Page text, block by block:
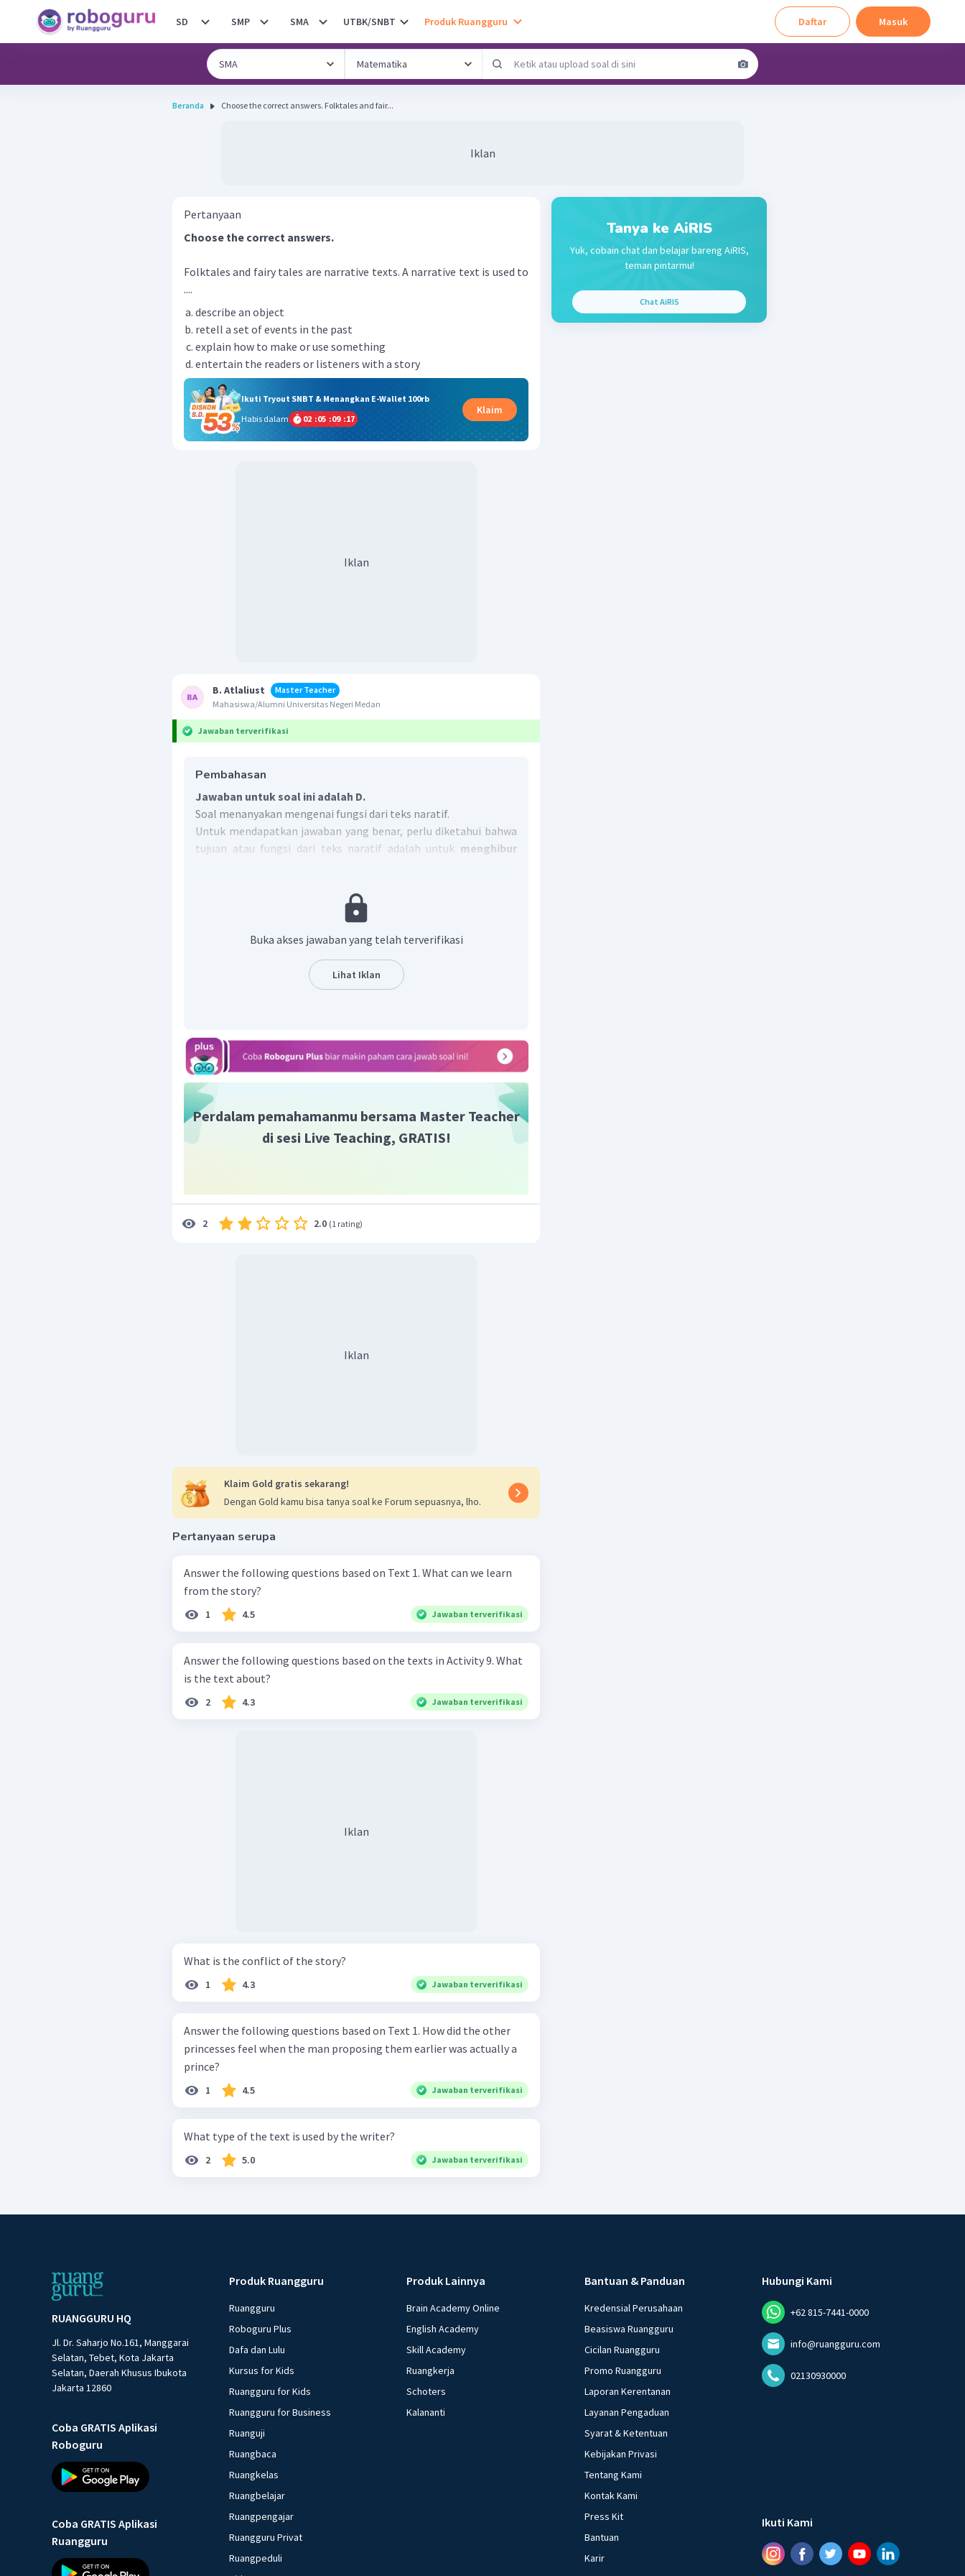
SD SMP SMA UTBK/SNBT Produk Ruangguru Daftar Masuk
Beranda Choose the correct answers. Folktales and fair...
Iklan
Pertanyaan
Choose the correct answers.
Folktales and fairy tales are narrative texts. A narrative text is used to
....
describe an object
retell a set of events in the past
explain how to make or use something
entertain the readers or listeners with a story
Ikuti Tryout SNBT & Menangkan E-Wallet 100rb
Habis dalam
02 :05 :09 :16
Klaim
Iklan
B. Atlaliust
Master Teacher
Mahasiswa/Alumni Universitas Negeri Medan
Jawaban terverifikasi
Pembahasan
Jawaban untuk soal ini adalah D.
Soal menanyakan mengenai fungsi dari teks naratif.
Untuk mendapatkan jawaban yang benar, perlu diketahui bahwa
tujuan atau fungsi dari teks naratif adalah untuk menghibur
Jadi, jawaban yang tepat adalah D.
Buka akses jawaban yang telah terverifikasi
Lihat Iklan
Perdalam pemahamanmu bersama Master Teacher
di sesi Live Teaching, GRATIS!
2 2.0 (1 rating)
Iklan
Klaim Gold gratis sekarang!
Dengan Gold kamu bisa tanya soal ke Forum sepuasnya, lho.
Pertanyaan serupa
Answer the following questions based on Text 1. What can we learn
from the story?
1 4.5 Jawaban terverifikasi
Answer the following questions based on the texts in Activity 9. What
is the text about?
2 4.3 Jawaban terverifikasi
Iklan
What is the conflict of the story?
1 4.3 Jawaban terverifikasi
Answer the following questions based on Text 1. How did the other
princesses feel when the man proposing them earlier was actually a
prince?
1 4.5 Jawaban terverifikasi
What type of the text is used by the writer?
2 5.0 Jawaban terverifikasi
Tanya ke AiRIS
Yuk, cobain chat dan belajar bareng AiRIS,
teman pintarmu!
Chat AiRIS
RUANGGURU HQ
Jl. Dr. Saharjo No.161, Manggarai
Selatan, Tebet, Kota Jakarta
Selatan, Daerah Khusus Ibukota
Jakarta 12860
Coba GRATIS Aplikasi
Roboguru
Coba GRATIS Aplikasi
Ruangguru
Produk Ruangguru
Ruangguru
Roboguru Plus
Dafa dan Lulu
Kursus for Kids
Ruangguru for Kids
Ruangguru for Business
Ruanguji
Ruangbaca
Ruangkelas
Ruangbelajar
Ruangpengajar
Ruangguru Privat
Ruangpeduli
Produk Lainnya
Brain Academy Online
English Academy
Skill Academy
Ruangkerja
Schoters
Kalananti
Bantuan & Panduan
Kredensial Perusahaan
Beasiswa Ruangguru
Cicilan Ruangguru
Promo Ruangguru
Laporan Kerentanan
Layanan Pengaduan
Syarat & Ketentuan
Kebijakan Privasi
Tentang Kami
Kontak Kami
Press Kit
Bantuan
Karir
Hubungi Kami
+62 815-7441-0000
info@ruangguru.com
02130930000
Ikuti Kami